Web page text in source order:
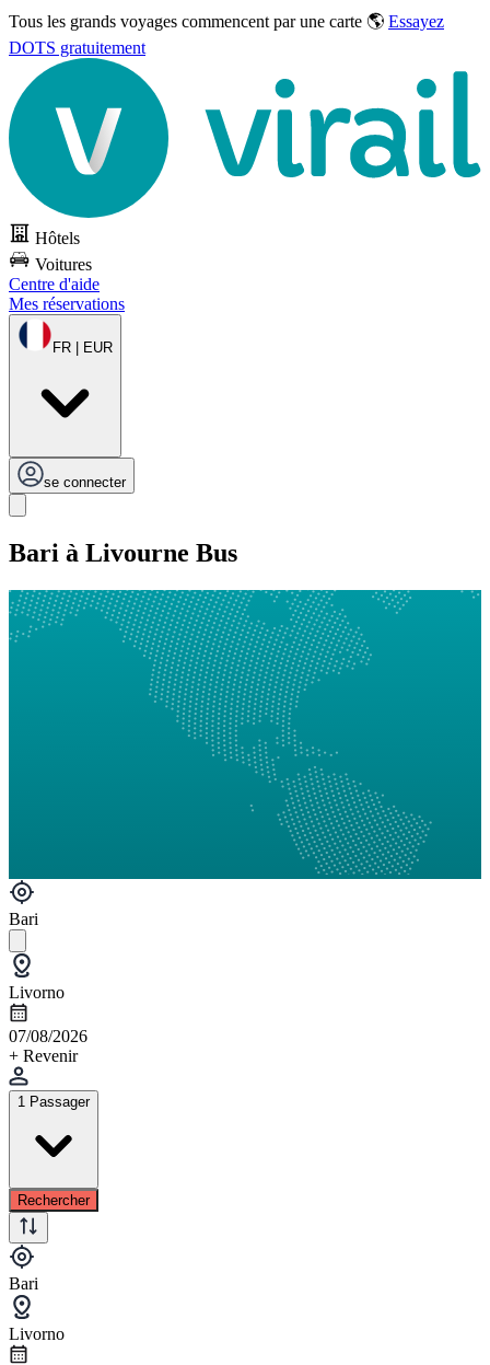
Tous les grands voyages commencent par une carte 🌎 Essayez
DOTS gratuitement
Hôtels
Voitures
Centre d'aide
Mes réservations
FR | EUR
se connecter
Bari à Livourne Bus
Bari
Livorno
07/08/2026
+ Revenir
1 Passager
Rechercher
Bari
Livorno